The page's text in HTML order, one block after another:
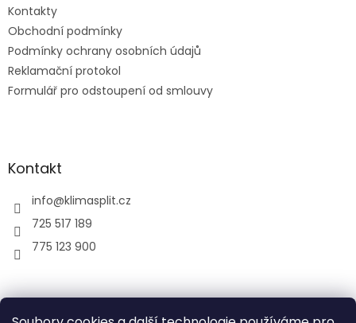
Kontakty
Obchodní podmínky
Podmínky ochrany osobních údajů
Reklamační protokol
Formulář pro odstoupení od smlouvy
Kontakt
info@klimasplit.cz
725 517 189
775 123 900
air-cool